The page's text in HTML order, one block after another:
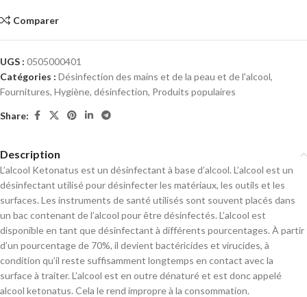
Comparer
UGS : 0505000401
Catégories : Désinfection des mains et de la peau et de l'alcool,
Fournitures, Hygiène, désinfection, Produits populaires
Share:
Description
L’alcool Ketonatus est un désinfectant à base d’alcool. L’alcool est un
désinfectant utilisé pour désinfecter les matériaux, les outils et les
surfaces. Les instruments de santé utilisés sont souvent placés dans
un bac contenant de l’alcool pour être désinfectés. L’alcool est
disponible en tant que désinfectant à différents pourcentages. À partir
d’un pourcentage de 70%, il devient bactéricides et virucides, à
condition qu’il reste suffisamment longtemps en contact avec la
surface à traiter. L’alcool est en outre dénaturé et est donc appelé
alcool ketonatus. Cela le rend impropre à la consommation.